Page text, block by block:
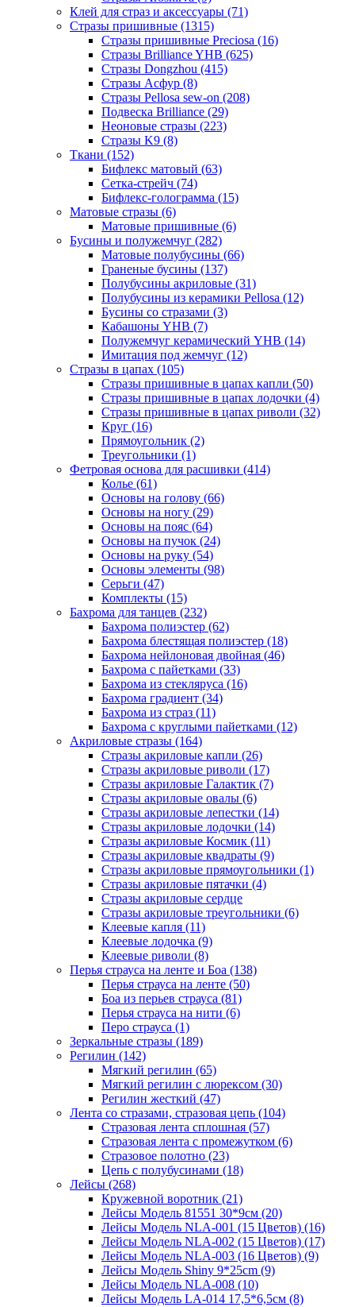
Клей для страз и аксессуары (71)
Стразы пришивные (1315)
Стразы пришивные Preciosa (16)
Стразы Brilliance YHB (625)
Стразы Dongzhou (415)
Стразы Асфур (8)
Стразы Pellosa sew-on (208)
Подвеска Brilliance (29)
Неоновые стразы (223)
Стразы K9 (8)
Ткани (152)
Бифлекс матовый (63)
Сетка-стрейч (74)
Бифлекс-голограмма (15)
Матовые стразы (6)
Матовые пришивные (6)
Бусины и полужемчуг (282)
Матовые полубусины (66)
Граненые бусины (137)
Полубусины акриловые (31)
Полубусины из керамики Pellosa (12)
Бусины со стразами (3)
Кабашоны YHB (7)
Полужемчуг керамический YHB (14)
Имитация под жемчуг (12)
Стразы в цапах (105)
Стразы пришивные в цапах капли (50)
Стразы пришивные в цапах лодочки (4)
Стразы пришивные в цапах риволи (32)
Круг (16)
Прямоугольник (2)
Треугольники (1)
Фетровая основа для расшивки (414)
Колье (61)
Основы на голову (66)
Основы на ногу (29)
Основы на пояс (64)
Основы на пучок (24)
Основы на руку (54)
Основы элементы (98)
Серьги (47)
Комплекты (15)
Бахрома для танцев (232)
Бахрома полиэстер (62)
Бахрома блестящая полиэстер (18)
Бахрома нейлоновая двойная (46)
Бахрома с пайетками (33)
Бахрома из стекляруса (16)
Бахрома градиент (34)
Бахрома из страз (11)
Бахрома с круглыми пайетками (12)
Акриловые стразы (164)
Стразы акриловые капли (26)
Стразы акриловые риволи (17)
Стразы акриловые Галактик (7)
Стразы акриловые овалы (6)
Стразы акриловые лепестки (14)
Стразы акриловые лодочки (14)
Стразы акриловые Космик (11)
Стразы акриловые квадраты (9)
Стразы акриловые прямоугольники (1)
Стразы акриловые пятачки (4)
Стразы акриловые сердце
Стразы акриловые треугольники (6)
Клеевые капля (11)
Клеевые лодочка (9)
Клеевые риволи (8)
Перья страуса на ленте и Боа (138)
Перья страуса на ленте (50)
Боа из перьев страуса (81)
Перья страуса на нити (6)
Перо страуса (1)
Зеркальные стразы (189)
Регилин (142)
Мягкий регилин (65)
Мягкий регилин с люрексом (30)
Регилин жесткий (47)
Лента со стразами, стразовая цепь (104)
Стразовая лента сплошная (57)
Стразовая лента с промежутком (6)
Стразовое полотно (23)
Цепь с полубусинами (18)
Лейсы (268)
Кружевной воротник (21)
Лейсы Модель 81551 30*9см (20)
Лейсы Модель NLA-001 (15 Цветов) (16)
Лейсы Модель NLA-002 (15 Цветов) (17)
Лейсы Модель NLA-003 (16 Цветов) (9)
Лейсы Модель Shiny 9*25cm (9)
Лейсы Модель NLA-008 (10)
Лейсы Модель LA-014 17,5*6,5см (8)